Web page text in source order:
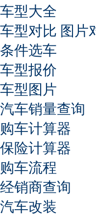
车型大全
车型对比 图片
条件选车
车型报价
车型图片
汽车销量查询
购车计算器
保险计算器
购车流程
经销商查询
汽车改装